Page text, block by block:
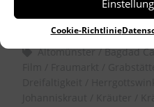
Cookie-Richtlinie
Allgemein
Altomünster
Bagdad